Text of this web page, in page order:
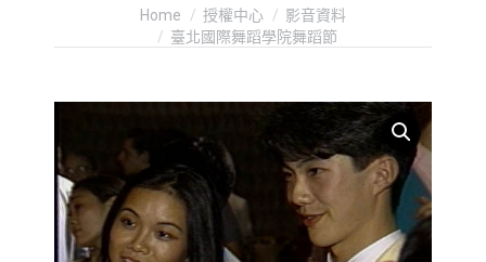
You are here:Home 授權中心
影音資料
臺北國際舞蹈學院舞蹈節